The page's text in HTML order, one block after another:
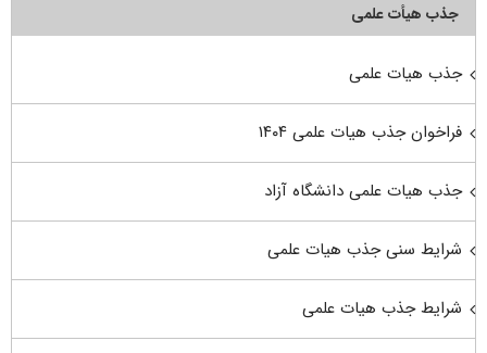
جذب هیأت علمی
جذب هیات علمی
فراخوان جذب هیات علمی ۱۴۰۴
جذب هیات علمی دانشگاه آزاد
شرایط سنی جذب هیات علمی
شرایط جذب هیات علمی